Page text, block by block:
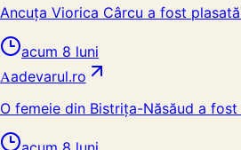
Ancuța Viorica Cârcu a fost
acum 8 luni
Aadevarul.ro
O femeie din Bistrița-Năsăud a